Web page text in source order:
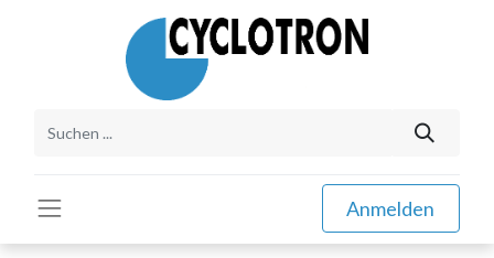
Anmelden